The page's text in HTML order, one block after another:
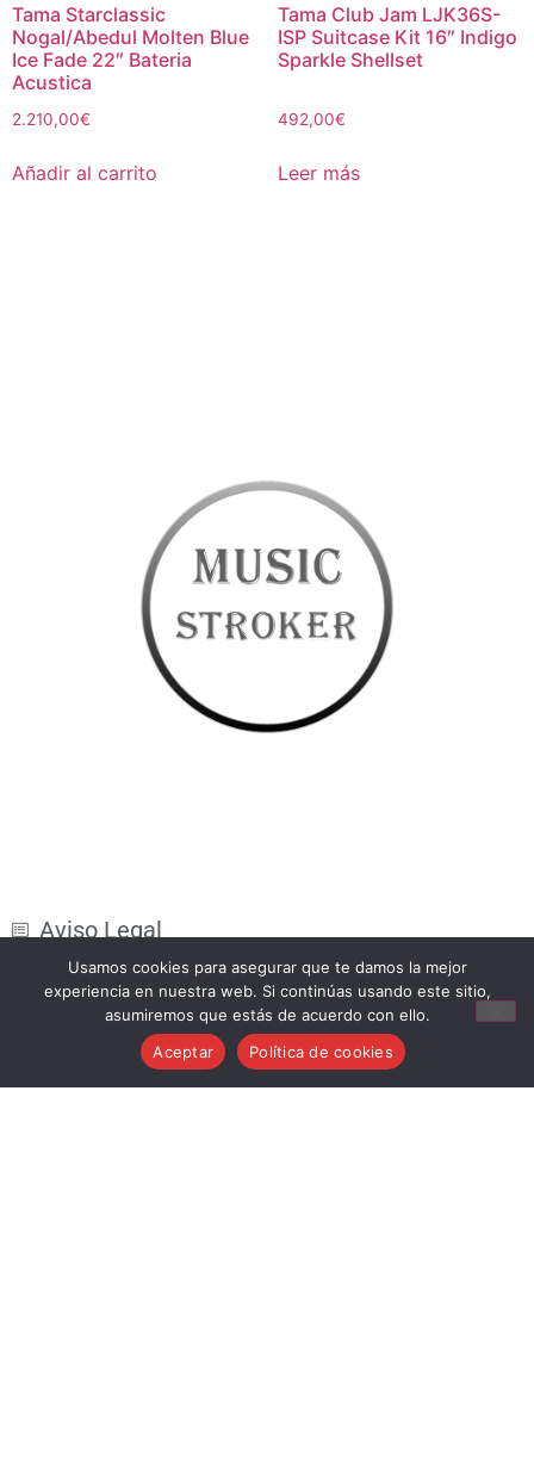
Tama Starclassic
Nogal/Abedul Molten Blue
Ice Fade 22″ Bateria
Acustica
2.210,00€
Añadir al carrito
Tama Club Jam LJK36S-
ISP Suitcase Kit 16″ Indigo
Sparkle Shellset
492,00€
Leer más
Aviso Legal
Condiciones generales de venta
Política de cookies
Política de privacidad
Política de devoluciones
Usamos cookies para asegurar que te damos la mejor
experiencia en nuestra web. Si continúas usando este sitio,
asumiremos que estás de acuerdo con ello.
Aceptar
Política de cookies